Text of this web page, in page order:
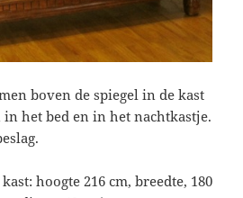
boven de spiegel in de kast
het bed en in het nachtkastje.
hoogte 216 cm, breedte, 180